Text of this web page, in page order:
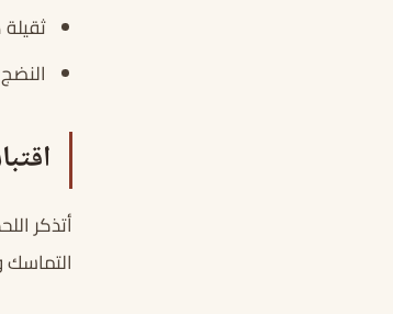
أتذكر
التماسك